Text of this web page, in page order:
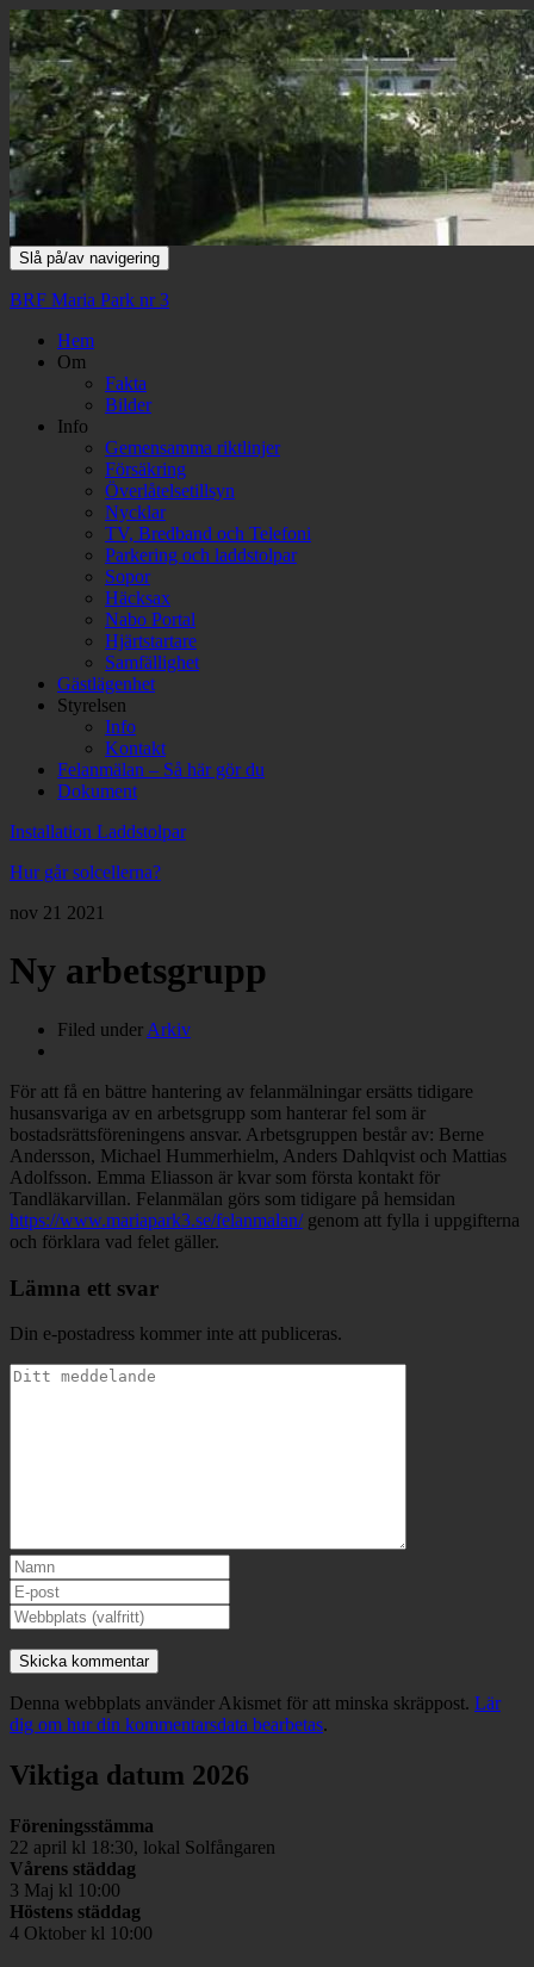
Slå på/av navigering
BRF Maria Park nr 3
Hem
Om
Fakta
Bilder
Info
Gemensamma riktlinjer
Försäkring
Överlåtelsetillsyn
Nycklar
TV, Bredband och Telefoni
Parkering och laddstolpar
Sopor
Häcksax
Nabo Portal
Hjärtstartare
Samfällighet
Gästlägenhet
Styrelsen
Info
Kontakt
Felanmälan – Så här gör du
Dokument
Installation Laddstolpar
Hur går solcellerna?
nov 21 2021
Ny arbetsgrupp
Filed under Arkiv
För att få en bättre hantering av felanmälningar ersätts tidigare
husansvariga av en arbetsgrupp som hanterar fel som är
bostadsrättsföreningens ansvar. Arbetsgruppen består av: Berne
Andersson, Michael Hummerhielm, Anders Dahlqvist och Mattias
Adolfsson. Emma Eliasson är kvar som första kontakt för
Tandläkarvillan. Felanmälan görs som tidigare på hemsidan
https://www.mariapark3.se/felanmalan/genom att fylla i uppgifterna
och förklara vad felet gäller.
Lämna ett svar
Din e-postadress kommer inte att publiceras.
Denna webbplats använder Akismet för att minska skräppost. Lär
dig om hur din kommentarsdata bearbetas.
Viktiga datum 2026
Föreningsstämma
22 april kl 18:30, lokal Solfångaren
Vårens städdag
3 Maj kl 10:00
Höstens städdag
4 Oktober kl 10:00